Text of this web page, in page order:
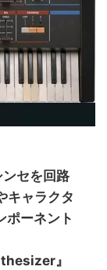
セを回路
キャラクタ
ーネント
』